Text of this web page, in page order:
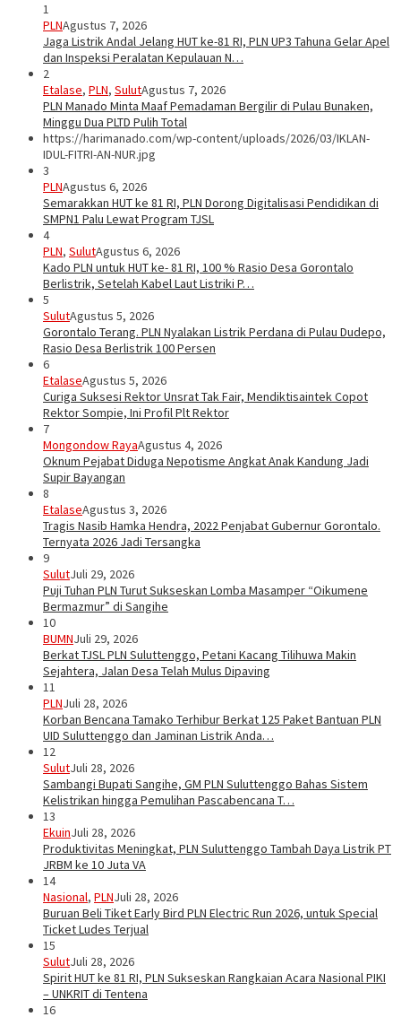
1
PLNAgustus 7, 2026
Jaga Listrik Andal Jelang HUT ke-81 RI, PLN UP3 Tahuna Gelar Apel
dan Inspeksi Peralatan Kepulauan N…
2
Etalase, PLN, SulutAgustus 7, 2026
PLN Manado Minta Maaf Pemadaman Bergilir di Pulau Bunaken,
Minggu Dua PLTD Pulih Total
https://harimanado.com/wp-content/uploads/2026/03/IKLAN-
IDUL-FITRI-AN-NUR.jpg
3
PLNAgustus 6, 2026
Semarakkan HUT ke 81 RI, PLN Dorong Digitalisasi Pendidikan di
SMPN1 Palu Lewat Program TJSL
4
PLN, SulutAgustus 6, 2026
Kado PLN untuk HUT ke- 81 RI, 100 % Rasio Desa Gorontalo
Berlistrik, Setelah Kabel Laut Listriki P…
5
SulutAgustus 5, 2026
Gorontalo Terang. PLN Nyalakan Listrik Perdana di Pulau Dudepo,
Rasio Desa Berlistrik 100 Persen
6
EtalaseAgustus 5, 2026
Curiga Suksesi Rektor Unsrat Tak Fair, Mendiktisaintek Copot
Rektor Sompie, Ini Profil Plt Rektor
7
Mongondow RayaAgustus 4, 2026
Oknum Pejabat Diduga Nepotisme Angkat Anak Kandung Jadi
Supir Bayangan
8
EtalaseAgustus 3, 2026
Tragis Nasib Hamka Hendra, 2022 Penjabat Gubernur Gorontalo.
Ternyata 2026 Jadi Tersangka
9
SulutJuli 29, 2026
Puji Tuhan PLN Turut Sukseskan Lomba Masamper “Oikumene
Bermazmur” di Sangihe
10
BUMNJuli 29, 2026
Berkat TJSL PLN Suluttenggo, Petani Kacang Tilihuwa Makin
Sejahtera, Jalan Desa Telah Mulus Dipaving
11
PLNJuli 28, 2026
Korban Bencana Tamako Terhibur Berkat 125 Paket Bantuan PLN
UID Suluttenggo dan Jaminan Listrik Anda…
12
SulutJuli 28, 2026
Sambangi Bupati Sangihe, GM PLN Suluttenggo Bahas Sistem
Kelistrikan hingga Pemulihan Pascabencana T…
13
EkuinJuli 28, 2026
Produktivitas Meningkat, PLN Suluttenggo Tambah Daya Listrik PT
JRBM ke 10 Juta VA
14
Nasional, PLNJuli 28, 2026
Buruan Beli Tiket Early Bird PLN Electric Run 2026, untuk Special
Ticket Ludes Terjual
15
SulutJuli 28, 2026
Spirit HUT ke 81 RI, PLN Sukseskan Rangkaian Acara Nasional PIKI
– UNKRIT di Tentena
16